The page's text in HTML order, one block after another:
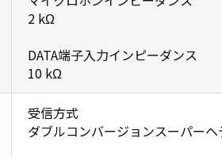
2 kΩ
DATA端子入力インピーダンス
10 kΩ
受信方式
ダブルコンバージョンスーパー